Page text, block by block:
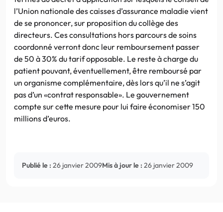
l’Union nationale des caisses d’assurance maladie vient
de se prononcer, sur proposition du collège des
directeurs. Ces consultations hors parcours de soins
coordonné verront donc leur remboursement passer
de 50 à 30% du tarif opposable. Le reste à charge du
patient pouvant, éventuellement, être remboursé par
un organisme complémentaire, dès lors qu’il ne s’agit
pas d’un «contrat responsable». Le gouvernement
compte sur cette mesure pour lui faire économiser 150
millions d’euros.
Publié le : 26 janvier 2009Mis à jour le : 26 janvier 2009